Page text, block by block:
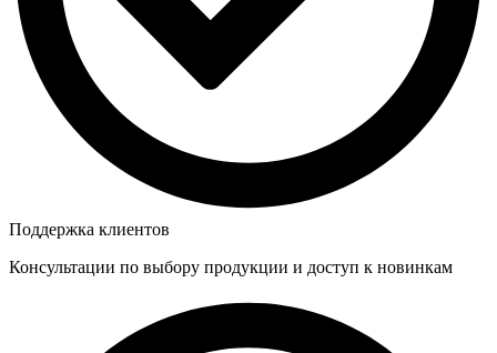
Поддержка клиентов
Консультации по выбору продукции и доступ к новинкам